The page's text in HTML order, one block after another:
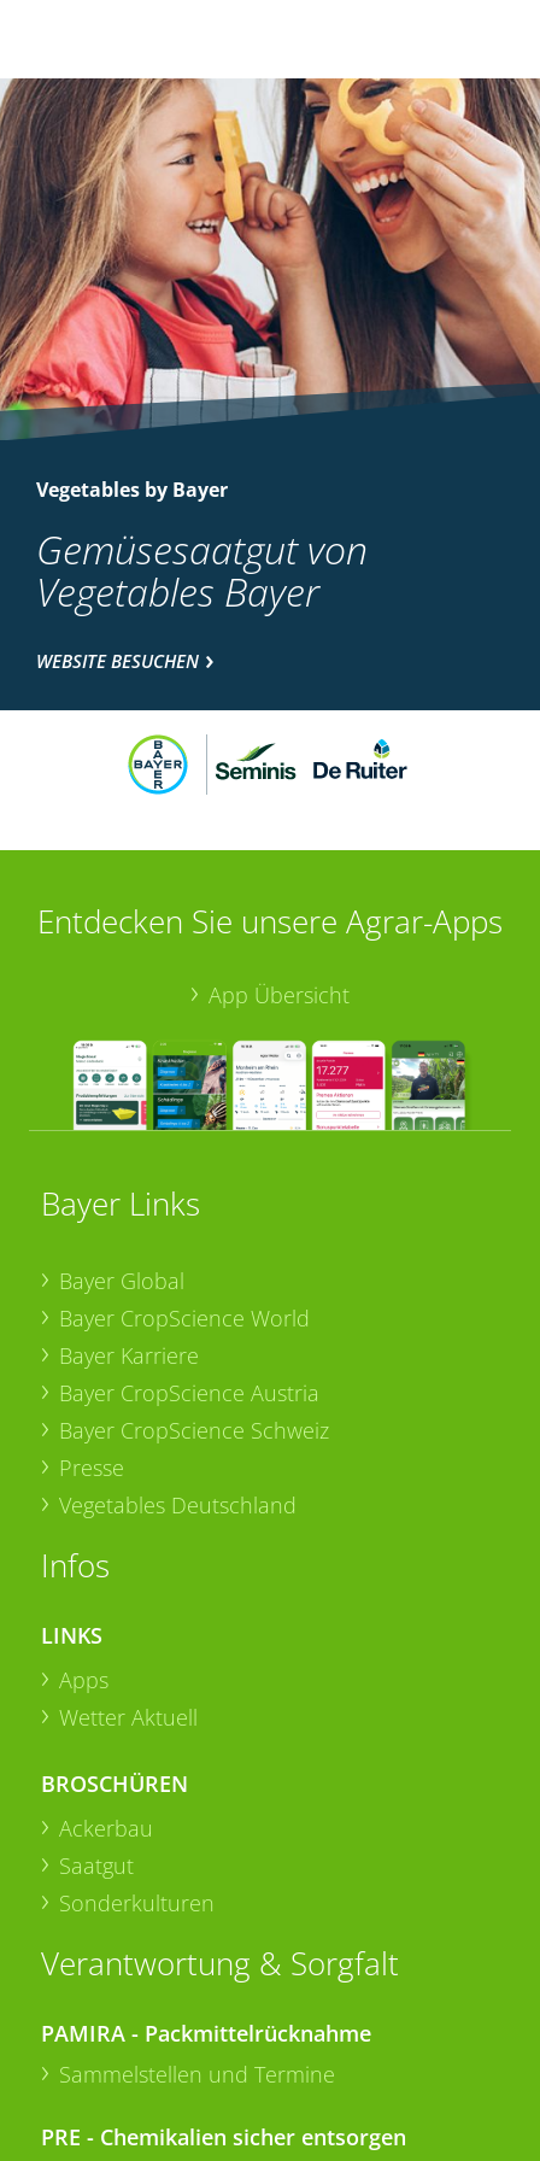
Vegetables by Bayer
Gemüsesaatgut von
Vegetables Bayer
WEBSITE BESUCHEN
Entdecken Sie unsere Agrar-Apps
App Übersicht
Bayer Links
Bayer Global
Bayer CropScience World
Bayer Karriere
Bayer CropScience Austria
Bayer CropScience Schweiz
Presse
Vegetables Deutschland
Infos
LINKS
Apps
Wetter Aktuell
BROSCHÜREN
Ackerbau
Saatgut
Sonderkulturen
Verantwortung & Sorgfalt
PAMIRA - Packmittelrücknahme
Sammelstellen und Termine
PRE - Chemikalien sicher entsorgen